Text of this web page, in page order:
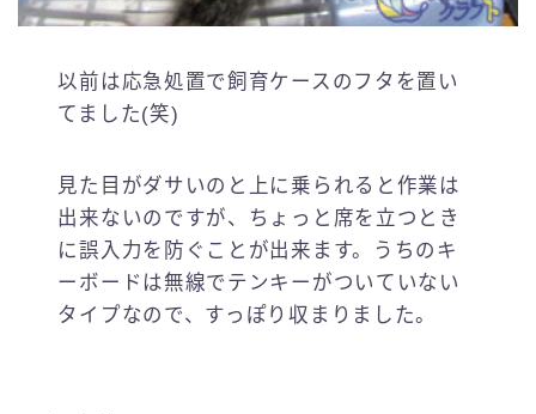
以前は応急処置で飼育ケースのフタを置い
てました(笑)
見た目がダサいのと上に乗られると作業は
出来ないのですが、ちょっと席を立つとき
に誤入力を防ぐことが出来ます。うちのキ
ーボードは無線でテンキーがついていない
タイプなので、すっぽり収まりました。